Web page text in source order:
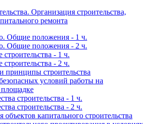
Организация строительства,
ремонта
Общие положения - 1 ч.
Общие положения - 2 ч.
- 1 ч.
- 2 ч.
принципы строительства
условий работы на
площадке
строительства - 1 ч.
строительства - 2 ч.
объектов капитального строительства